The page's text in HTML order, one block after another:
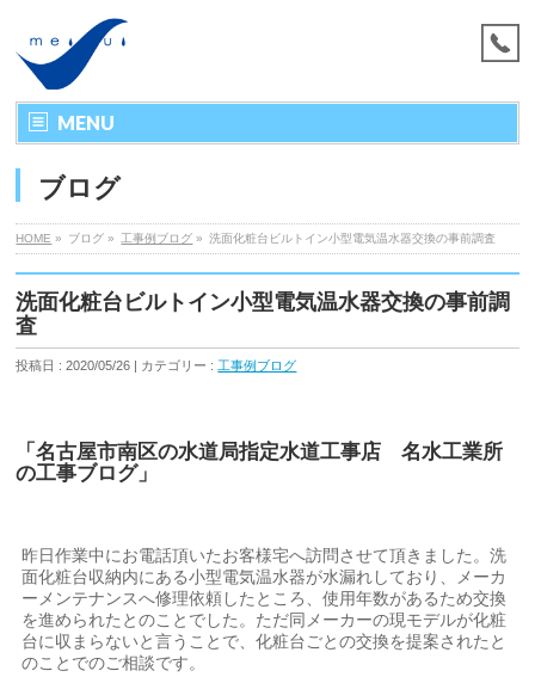
MENU
ブログ
HOME » ブログ » 工事例ブログ » 洗面化粧台ビルトイン小型電気温水器交換の事前調査
洗面化粧台ビルトイン小型電気温水器交換の事前調
査
投稿日 : 2020/05/26 | カテゴリー : 工事例ブログ
「名古屋市南区の水道局指定水道工事店 名水工業所
の工事ブログ」
昨日作業中にお電話頂いたお客様宅へ訪問させて頂きました。洗
面化粧台収納内にある小型電気温水器が水漏れしており、メーカ
ーメンテナンスへ修理依頼したところ、使用年数があるため交換
を進められたとのことでした。ただ同メーカーの現モデルが化粧
台に収まらないと言うことで、化粧台ごとの交換を提案されたと
のことでのご相談です。